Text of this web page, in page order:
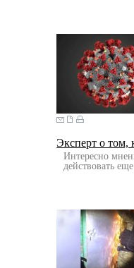
Эксперт о том,
Интересно
действовать